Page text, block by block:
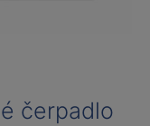
čerpadlo